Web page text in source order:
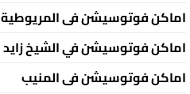
اماكن فوتوسيشن فى المريوطية
اماكن فوتوسيشن في الشيخ زايد
اماكن فوتوسيشن فى المنيب